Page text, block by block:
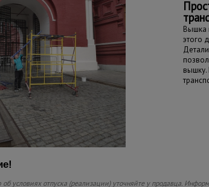
Вышка
этого
вышку.
условиях отпуска (реализации) уточняйте у продавца.